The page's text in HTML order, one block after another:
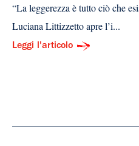
“La leggerezza è tutto ciò che
Luciana Littizzetto apre l’i...
Leggi l'articolo